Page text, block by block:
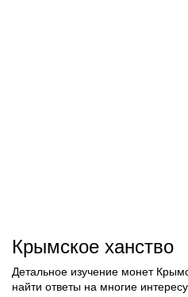
Крымское ханство
Детальное изучение монет
найти ответы на многие